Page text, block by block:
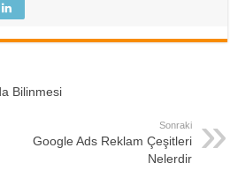
Bilinmesi
Sonraki
Google Ads Reklam Çeşitleri
Nelerdir